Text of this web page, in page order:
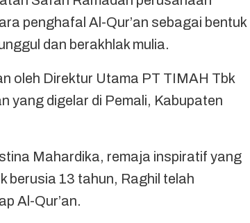
penghafal Al-Qur’an sebagai bentuk
dan berakhlak mulia.
oleh Direktur Utama PT TIMAH Tbk
yang digelar di Pemali, Kabupaten
Mahardika, remaja inspiratif yang
berusia 13 tahun, Raghil telah
Al-Qur’an.